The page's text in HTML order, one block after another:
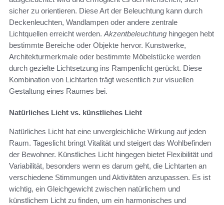
sicher zu orientieren. Diese Art der Beleuchtung kann durch
Deckenleuchten, Wandlampen oder andere zentrale
Lichtquellen erreicht werden. Akzentbeleuchtung hingegen hebt
bestimmte Bereiche oder Objekte hervor. Kunstwerke,
Architekturmerkmale oder bestimmte Möbelstücke werden
durch gezielte Lichtsetzung ins Rampenlicht gerückt. Diese
Kombination von Lichtarten trägt wesentlich zur visuellen
Gestaltung eines Raumes bei.
Natürliches Licht vs. künstliches Licht
Natürliches Licht hat eine unvergleichliche Wirkung auf jeden
Raum. Tageslicht bringt Vitalität und steigert das Wohlbefinden
der Bewohner. Künstliches Licht hingegen bietet Flexibilität und
Variabilität, besonders wenn es darum geht, die Lichtarten an
verschiedene Stimmungen und Aktivitäten anzupassen. Es ist
wichtig, ein Gleichgewicht zwischen natürlichem und
künstlichem Licht zu finden, um ein harmonisches und